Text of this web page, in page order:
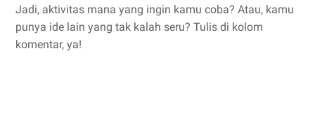
Jadi, aktivitas mana yang ingin kamu coba? Atau, kamu
punya ide lain yang tak kalah seru? Tulis di kolom
komentar, ya!